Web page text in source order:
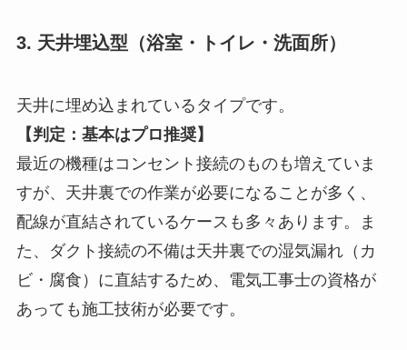
3. 天井埋込型（浴室・トイレ・洗面所）
天井に埋め込まれているタイプです。
【判定：基本はプロ推奨】
最近の機種はコンセント接続のものも増えていま
すが、天井裏での作業が必要になることが多く、
配線が直結されているケースも多々あります。ま
た、ダクト接続の不備は天井裏での湿気漏れ（カ
ビ・腐食）に直結するため、電気工事士の資格が
あっても施工技術が必要です。